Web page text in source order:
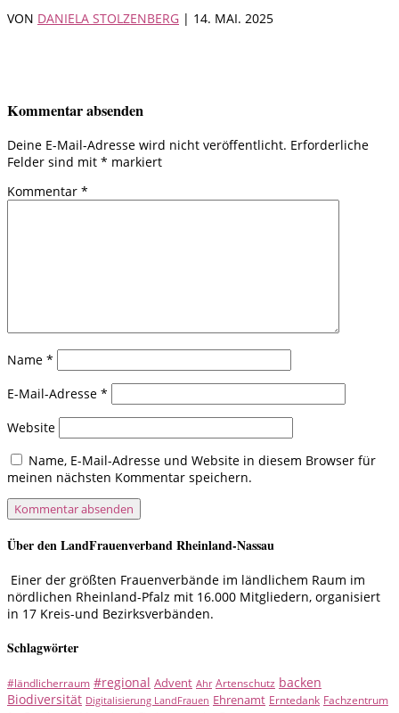
VON DANIELA STOLZENBERG | 14. MAI. 2025
Kommentar absenden
Deine E-Mail-Adresse wird nicht veröffentlicht. Erforderliche
Felder sind mit * markiert
Kommentar *
Name *
E-Mail-Adresse *
Website
Name, E-Mail-Adresse und Website in diesem Browser für
meinen nächsten Kommentar speichern.
Über den LandFrauenverband Rheinland-Nassau
Einer der größten Frauenverbände im ländlichem Raum im
nördlichen Rheinland-Pfalz mit 16.000 Mitgliedern, organisiert
in 17 Kreis-und Bezirksverbänden.
Schlagwörter
#ländlicherraum #regional Advent Ahr Artenschutz backen
Biodiversität Digitalisierung LandFrauen Ehrenamt Erntedank Fachzentrum